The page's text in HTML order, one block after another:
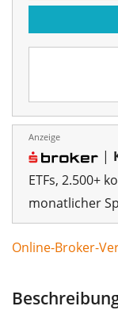
Anzeige
|
ETFs, 2.500+
monatlicher
Online-Broker-